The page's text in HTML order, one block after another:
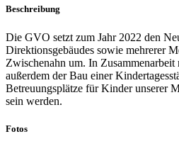
Beschreibung
Die GVO setzt zum Jahr 2022 den
Direktionsgebäudes sowie mehrerer
Zwischenahn um. In Zusammenarbeit
außerdem der Bau einer
Betreuungsplätze für Kinder unserer
sein werden.
Fotos